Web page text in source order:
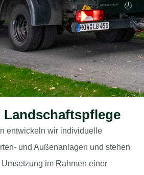
Landschaftspflege
entwickeln wir individuelle
und Außenanlagen und stehen
Umsetzung im Rahmen einer